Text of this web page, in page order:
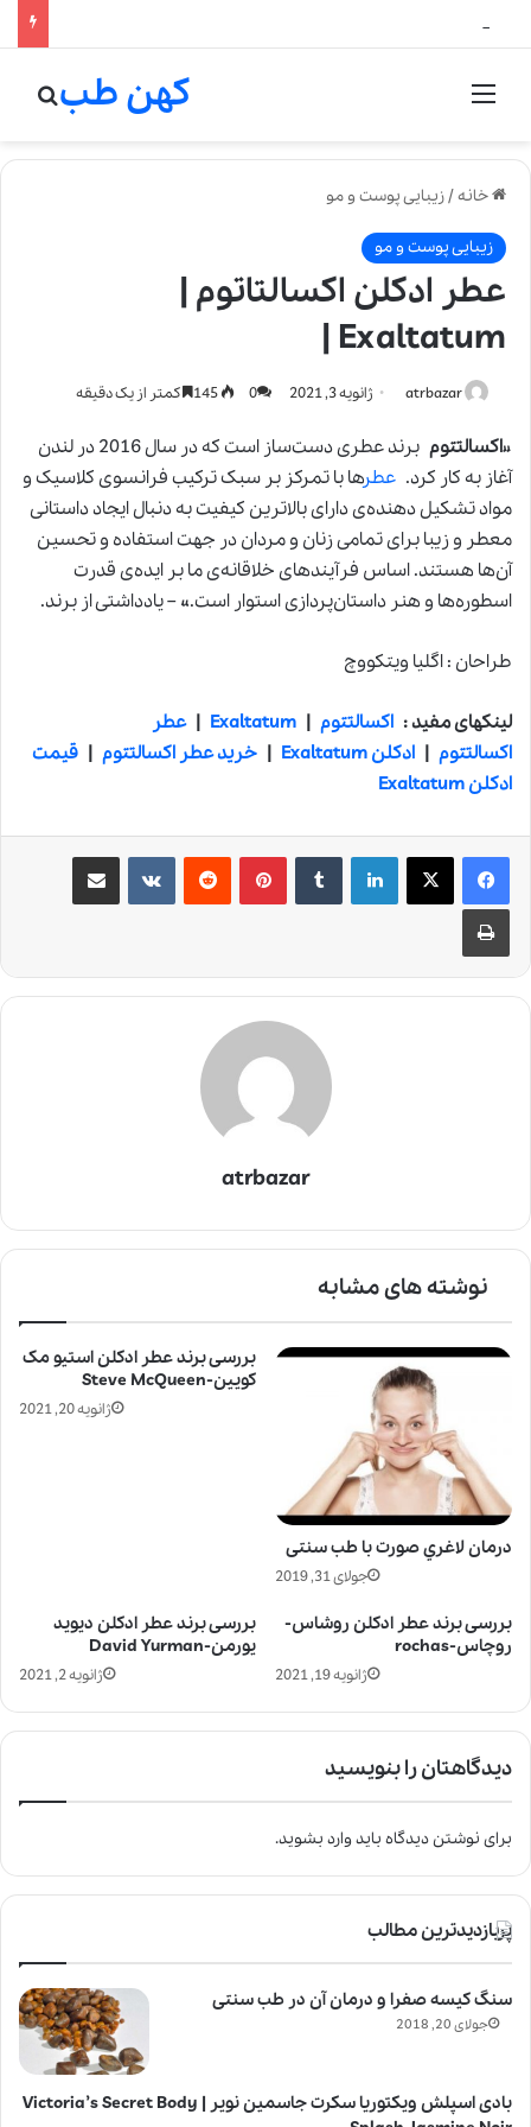
منو کهن طب
خانه/زیبایی پوست و مو
زیبایی پوست و مو
عطر ادکلن اکسالتاتوم |
Exaltatum |
atrbazar ژانویه 3, 2021 0 کمتر از یک دقیقه
«اکسالتتوم
برند عطری دست‌ساز است که در سال 2016 در لندن
آغاز به کار کرد. عطرها با تمرکز بر سبک ترکیب فرانسوی کلاسیک و
مواد تشکیل دهنده‌ی دارای بالاترین کیفیت به دنبال ایجاد داستانی
معطر و زیبا برای تمامی زنان و مردان در جهت استفاده و تحسین
آن‌ها هستند. اساس فرآیندهای خلاقانه‌ی ما بر ایده‌ی قدرت
اسطوره‌ها و هنر داستان‌پردازی استوار است.» – یادداشتی از برند.
طراحان : اگلیا ویتکووچ
لینکهای مفید : اکسالتتوم |
Exaltatum
|عطر
اکسالتتوم | ادکلن Exaltatum | خرید عطر اکسالتتوم | قیمت
ادکلن Exaltatum
لینکدین ‫تامبلر ‫پین‌ترست‫رددیت ‫VKontakteاشتراک گذاری از طریق ایمیل
چاپ
atrbazar
نوشته های مشابه
بررسی برند عطر ادکلن استیو مک
کویین-Steve McQueen
ژانویه 20, 2021
درمان لاغري صورت با طب سنتی
جولای 31, 2019
بررسی برند عطر ادکلن دیوید
یورمن-David Yurman
ژانویه 2, 2021
بررسی برند عطر ادکلن روشاس-
روچاس-rochas
ژانویه 19, 2021
دیدگاهتان را بنویسید
برای نوشتن دیدگاه بایدوارد بشوید.
پربازدیدترین مطالب
سنگ کیسه صفرا و درمان آن در طب سنتی
جولای 20, 2018
بادی اسپلش ویکتوریا سکرت جاسمین نویر | Victoria’s Secret Body